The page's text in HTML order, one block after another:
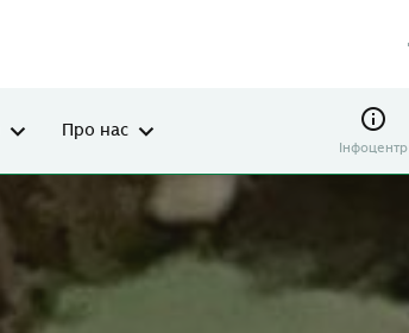
Про нас
Інфоцентр